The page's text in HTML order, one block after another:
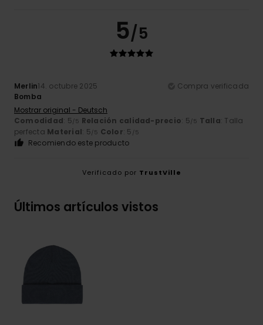
5/5
Merlin14. octubre 2025
Compra verificada
Bomba
Mostrar original - Deutsch
Comodidad: 5/5 Relación calidad-precio: 5/5 Talla: Talla
perfecta Material: 5/5 Color: 5 /5
Recomiendo este producto
Verificado por TrustVille
Últimos artículos vistos